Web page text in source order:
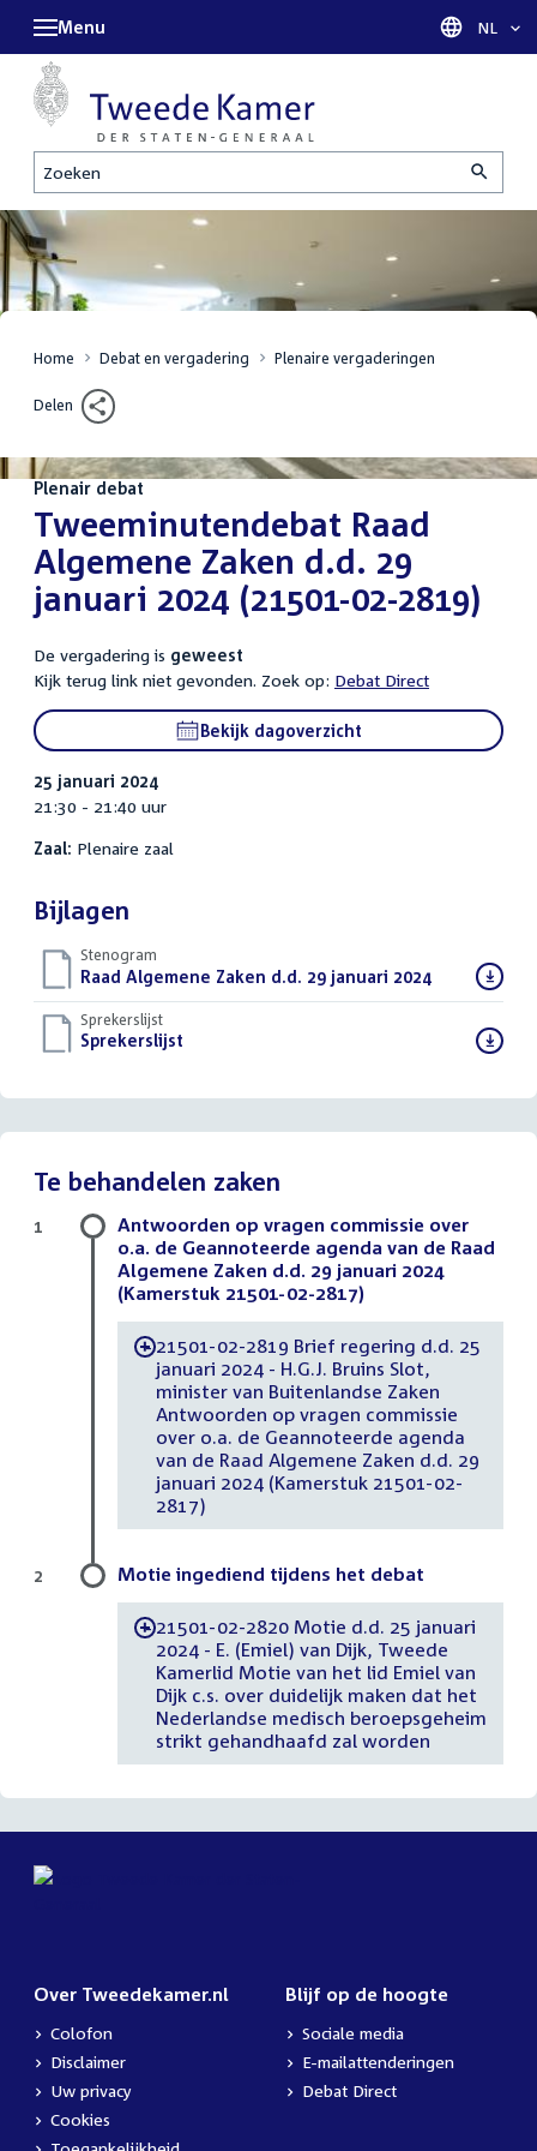
Zoeken
Menu Taal
NL
Home Debat en vergadering Plenaire vergaderingen
Delen
Plenair debat
:Tweeminutendebat Raad
Algemene Zaken d.d. 29
januari 2024 (21501-02-2819)
De vergadering is geweest
Kijk terug link niet gevonden. Zoek op: Debat Direct
Bekijk dagoverzicht
25 januari 2024
21:30 - 21:40 uur
Zaal: Plenaire zaal
Bijlagen
Stenogram
Download
bestand:
Raad Algemene Zaken d.d. 29 januari 2024()
Sprekerslijst
Download
Sprekerslijst
Te behandelen zaken
Antwoorden op vragen commissie over
o.a. de Geannoteerde agenda van de Raad
Algemene Zaken d.d. 29 januari 2024
(Kamerstuk 21501-02-2817)
-21501-02-2819 Brief regering d.d. 25
januari 2024 - H.G.J. Bruins Slot,
minister van Buitenlandse Zaken
Antwoorden op vragen commissie
over o.a. de Geannoteerde agenda
van de Raad Algemene Zaken d.d. 29
januari 2024 (Kamerstuk 21501-02-
2817)
1
Motie ingediend tijdens het debat
-21501-02-2820 Motie d.d. 25 januari
2024 - E. (Emiel) van Dijk, Tweede
Kamerlid Motie van het lid Emiel van
Dijk c.s. over duidelijk maken dat het
Nederlandse medisch beroepsgeheim
strikt gehandhaafd zal worden
2
Over Tweedekamer.nl
Colofon
Disclaimer
Uw privacy
Cookies
Blijf op de hoogte
Sociale media
E-mailattenderingen
Debat Direct